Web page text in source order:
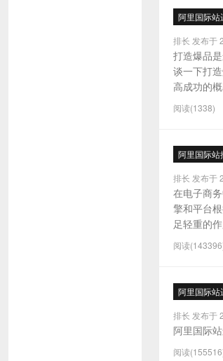
阿里国际站
排长 发布于
打造爆品
谈一下打
高成功的
阅读(1338)
阿里国际站
排长 发布于
在电子商
擎和平台
足轻重的
阅读
阿里国际站
排长 发布于
阿里国际
阅读